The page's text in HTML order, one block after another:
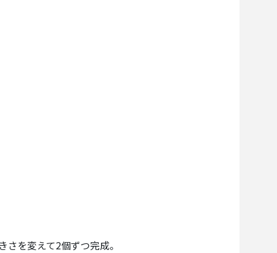
を変えて2個ずつ完成。